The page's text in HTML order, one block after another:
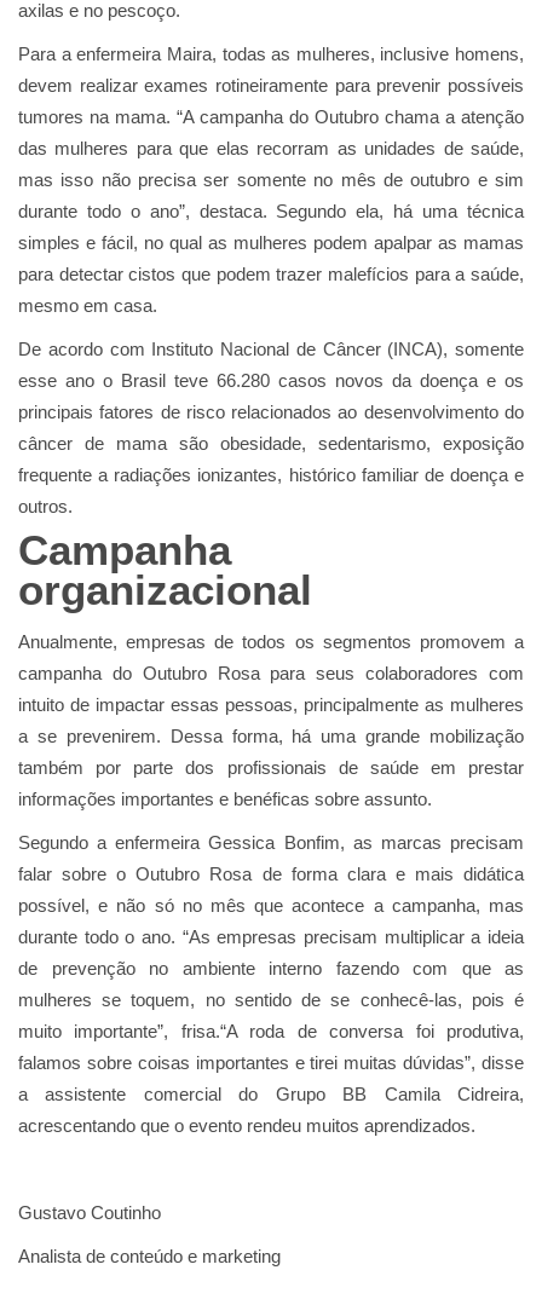
axilas e no pescoço.
Para a enfermeira Maira, todas as mulheres, inclusive homens,
devem realizar exames rotineiramente para prevenir possíveis
tumores na mama. “A campanha do Outubro chama a atenção
das mulheres para que elas recorram as unidades de saúde,
mas isso não precisa ser somente no mês de outubro e sim
durante todo o ano”, destaca. Segundo ela, há uma técnica
simples e fácil, no qual as mulheres podem apalpar as mamas
para detectar cistos que podem trazer malefícios para a saúde,
mesmo em casa.
De acordo com Instituto Nacional de Câncer (INCA), somente
esse ano o Brasil teve 66.280 casos novos da doença e os
principais fatores de risco relacionados ao desenvolvimento do
câncer de mama são obesidade, sedentarismo, exposição
frequente a radiações ionizantes, histórico familiar de doença e
outros.
Campanha
organizacional
Anualmente, empresas de todos os segmentos promovem a
campanha do Outubro Rosa para seus colaboradores com
intuito de impactar essas pessoas, principalmente as mulheres
a se prevenirem. Dessa forma, há uma grande mobilização
também por parte dos profissionais de saúde em prestar
informações importantes e benéficas sobre assunto.
Segundo a enfermeira Gessica Bonfim, as marcas precisam
falar sobre o Outubro Rosa de forma clara e mais didática
possível, e não só no mês que acontece a campanha, mas
durante todo o ano. “As empresas precisam multiplicar a ideia
de prevenção no ambiente interno fazendo com que as
mulheres se toquem, no sentido de se conhecê-las, pois é
muito importante”, frisa.“A roda de conversa foi produtiva,
falamos sobre coisas importantes e tirei muitas dúvidas”, disse
a assistente comercial do Grupo BB Camila Cidreira,
acrescentando que o evento rendeu muitos aprendizados.
Gustavo Coutinho
Analista de conteúdo e marketing